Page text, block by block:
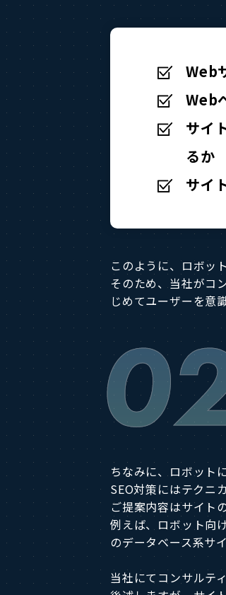
Web
Web
サイ
るか
サイ
このように、ロボッ
そのため、当社がコ
じめてユーザーを意
ちなみに、ロボット
SEO対策にはテクニ
ご提案内容はサイト
例えば、ロボット向
のデータベース系サ
当社にてコンサルテ